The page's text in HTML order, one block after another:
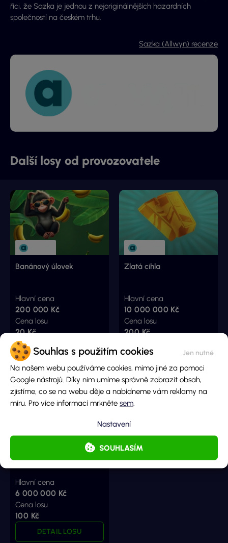
Souhlas s použitím cookies
Na našem webu používáme cookies, mimo jiné za pomoci
Google nástrojů. Díky nim umíme správně zobrazit obsah,
zjistíme, co se na webu děje a nabídneme vám reklamy na
míru. Pro více informací mrkněte sem
SOUHLASÍM
Nastavení
říci, že Sazka je jednou z nejoriginálnějších hazardních
společností na českém trhu.
Sazka (Allwyn) recenze
Další losy od provozovatele
Banánový úlovek
Hlavní cena
200 000 Kč
Cena losu
20 Kč
DETAIL LOSU
Zlatá cihla
Hlavní cena
10 000 000 Kč
Cena losu
200 Kč
DETAIL LOSU
Hlavní cena
6 000 000 Kč
Cena losu
100 Kč
DETAIL LOSU